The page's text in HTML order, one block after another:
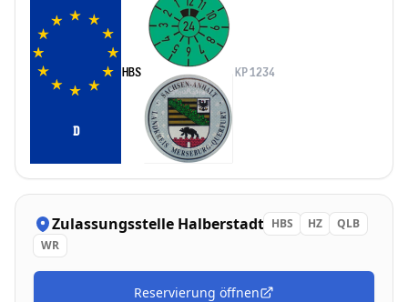
D
Zulassungsstelle Halberstadt HBS HZ
QLB
WR
Reservierung öffnen